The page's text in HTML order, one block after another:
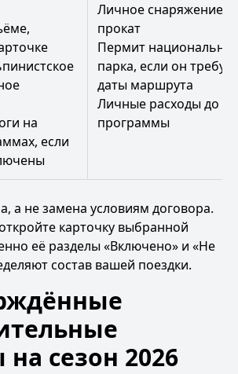
на
если
Личное снаряжение
прокат
Пермит
парка, если он
даты маршрута
Личные расходы до и
программы
а не замена условиям договора.
карточку выбранной
её разделы «Включено» и «Не
состав вашей поездки.
на сезон 2026